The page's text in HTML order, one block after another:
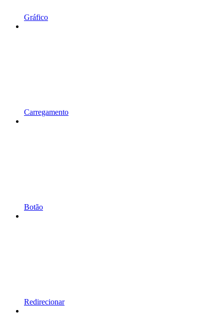
Gráfico
Carregamento
Botão
Redirecionar